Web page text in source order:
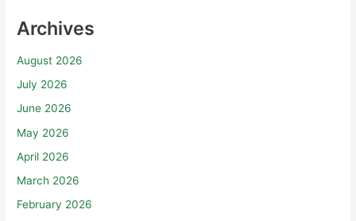
Archives
August 2026
July 2026
June 2026
May 2026
April 2026
March 2026
February 2026